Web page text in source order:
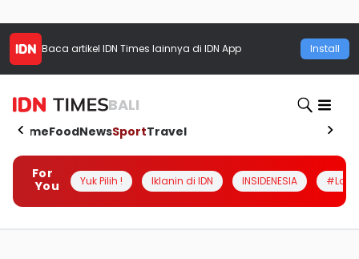
Baca artikel IDN Times lainnya di IDN App Install
BALI
HomeFoodNewsSportTravel
For
You
Yuk Pilih ! Iklanin di IDN INSIDENESIA